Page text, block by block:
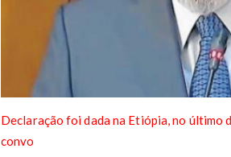
Declaração foi dada na Etiópia, no último
convo